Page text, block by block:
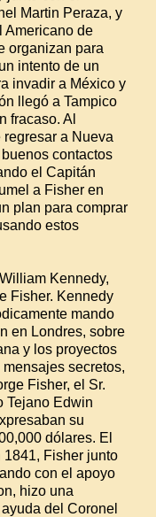
Martin Peraza, y
Americano de
organizan para
intento de un
invadir a México y
llegó a Tampico
fracaso. Al
a Nueva
contactos
el Capitán
a Fisher en
plan para comprar
estos
Kennedy,
Fisher. Kennedy
mando
en Londres, sobre
y los proyectos
secretos,
Fisher, el Sr.
Tejano Edwin
su
dólares. El
1841, Fisher junto
con el apoyo
hizo una
del Coronel